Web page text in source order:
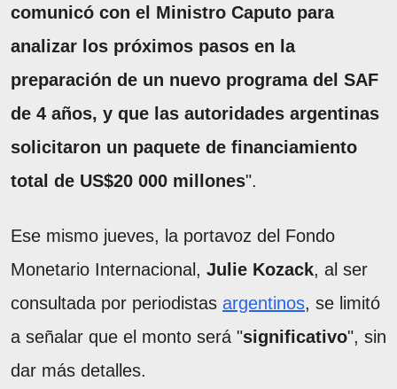
comunicó con el Ministro Caputo para
analizar los próximos pasos en la
preparación de un nuevo programa del SAF
de 4 años, y que las autoridades argentinas
solicitaron un paquete de financiamiento
total de US$20 000 millones".
Ese mismo jueves, la portavoz del Fondo
Monetario Internacional, Julie Kozack, al ser
consultada por periodistas argentinos, se limitó
a señalar que el monto será "significativo", sin
dar más detalles.